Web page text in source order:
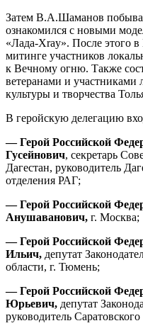
Затем В.А.Шаманов
ознакомился с новыми
«Лада-Xray». После этого
митинге участников
к Вечному огню. Также
ветеранами и
культуры и творчества
В геройскую делегацию
— Герой Российской
Гусейнович, секретарь
Дагестан, руководитель
отделения РАГ;
— Герой Российской
Анушаванович, г. Москва;
— Герой Российской
Ильич, депутат
области, г. Тюмень;
— Герой Российской
Юрьевич, депутат
руководитель